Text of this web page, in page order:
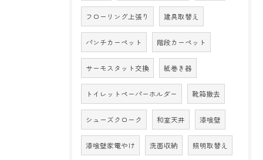
フローリング上張り 建具取替え
パンチカーペット 階段カーペット
サーモスタット交換 紙巻き器
トイレットペーパーホルダー 靴箱撤去
シューズクローク 和室天井 漆喰壁
漆喰壁家電やけ 洗面収納 照明取替え